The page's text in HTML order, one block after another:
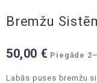
Bremžu
50,00 € Piegāde
Labās puses bremžu